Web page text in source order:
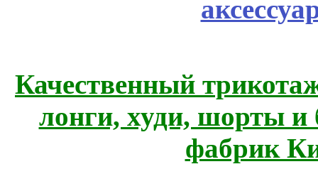
Качественный
лонги, худи, шорты
фабрик